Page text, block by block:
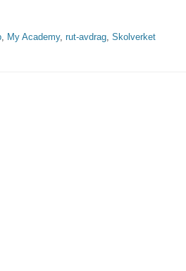
, My Academy, rut-avdrag, Skolverket